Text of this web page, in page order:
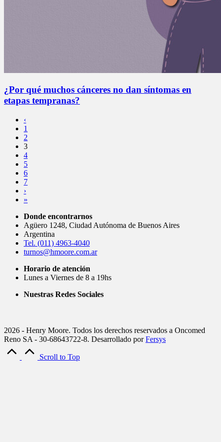
¿Por qué muchos cánceres no dan síntomas en
etapas tempranas?
‹
1
2
3
4
5
6
7
›
»
Donde encontrarnos
Agüero 1248, Ciudad Autónoma de Buenos Aires
Argentina
Tel. (011) 4963-4040
turnos@hmoore.com.ar
Horario de atención
Lunes a Viernes de 8 a 19hs
Nuestras Redes Sociales
2026 - Henry Moore. Todos los derechos reservados a Oncomed
Reno SA - 30-68643722-8. Desarrollado porFersys
Scroll to Top